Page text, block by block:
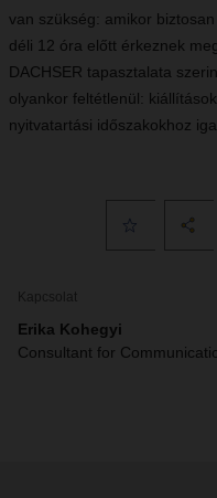
van szükség: amikor
déli 12 óra előtt érkeznek
DACHSER tapasztalata
olyankor feltétlenül:
nyitvatartási időszakokhoz
Kapcsolat
Erika Kohegyi
Consultant for